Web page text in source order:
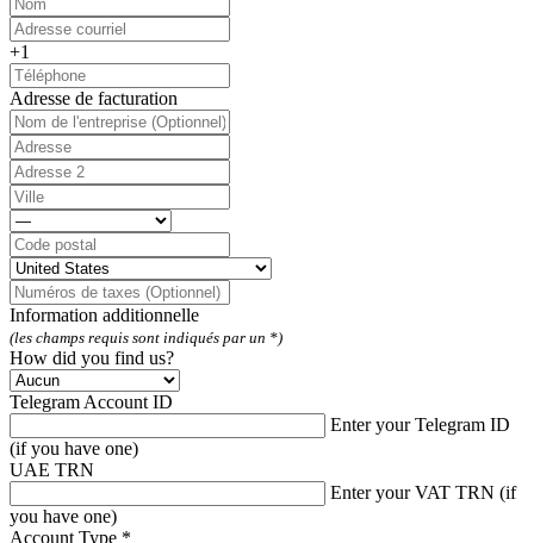
+1
Adresse de facturation
Information additionnelle
(les champs requis sont indiqués par un *)
How did you find us?
Telegram Account ID
Enter your Telegram ID
(if you have one)
UAE TRN
Enter your VAT TRN (if
you have one)
Account Type *